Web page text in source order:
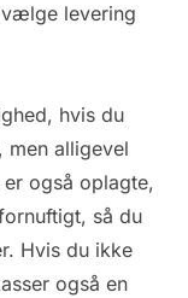
levering
hvis du
men alligevel
også oplagte,
så du
Hvis du ikke
også en